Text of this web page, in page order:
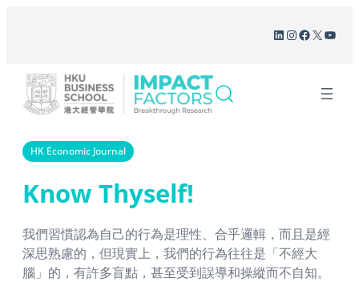
LinkedIn
Instagram
Facebook
X
HK Economic Journal
Know Thyself!
我們習慣認為自己的行為是理性、合乎邏輯，而且是經
深思熟慮的，但現實上，我們的行為往往是「不經大
腦」的，有許多盲點，甚至受到誤導和操縱而不自知。